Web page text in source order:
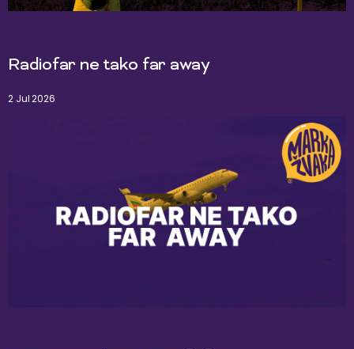
Radiofar ne tako far away
2 Jul 2026